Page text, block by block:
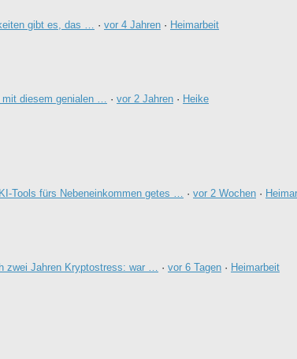
gibt es, das … · vor 4 Jahren · Heimarbeit
diesem genialen … · vor 2 Jahren · Heike
KI-Tools fürs Nebeneinkommen getes … · vor 2 Wochen ·
zwei Jahren Kryptostress: war … · vor 6 Tagen · Heimarbeit